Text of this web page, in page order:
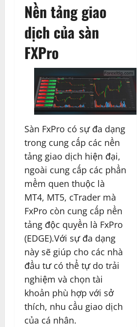
Nền tảng giao
dịch của sàn
FXPro
Sàn FxPro có sự đa dạng
trong cung cấp các nền
tảng giao dịch hiện đại,
ngoài cung cấp các phần
mềm quen thuộc là
MT4, MT5, cTrader mà
FxPro còn cung cấp nền
tảng độc quyền là FxPro
(EDGE).Với sự đa dạng
này sẽ giúp cho các nhà
đầu tư có thể tự do trải
nghiệm và chọn tài
khoản phù hợp với sở
thích, nhu cầu giao dịch
của cá nhân.